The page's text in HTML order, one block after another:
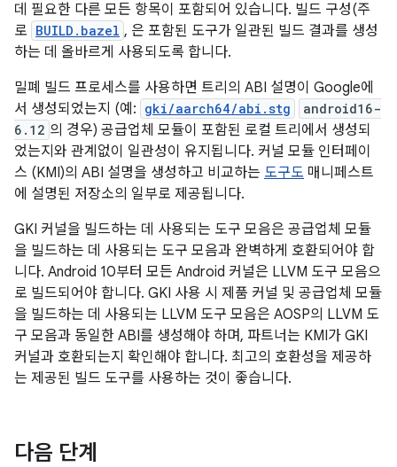
데 필요한 다른 모든 항목이 포함되어 있습니다. 빌드 구성(주
로 BUILD.bazel , 은 포함된 도구가 일관된 빌드 결과를 생성
하는 데 올바르게 사용되도록 합니다.
밀폐 빌드 프로세스를 사용하면 트리의 ABI 설명이 Google에
서 생성되었는지 (예: gki/aarch64/abi.stg
android16-
6.12 의 경우) 공급업체 모듈이 포함된 로컬 트리에서 생성되
었는지와 관계없이 일관성이 유지됩니다. 커널 모듈 인터페이
스 (KMI)의 ABI 설명을 생성하고 비교하는 도구도 매니페스트
에 설명된 저장소의 일부로 제공됩니다.
GKI 커널을 빌드하는 데 사용되는 도구 모음은 공급업체 모듈
을 빌드하는 데 사용되는 도구 모음과 완벽하게 호환되어야 합
니다. Android 10부터 모든 Android 커널은 LLVM 도구 모음으
로 빌드되어야 합니다. GKI 사용 시 제품 커널 및 공급업체 모듈
을 빌드하는 데 사용되는 LLVM 도구 모음은 AOSP의 LLVM 도
구 모음과 동일한 ABI를 생성해야 하며, 파트너는 KMI가 GKI
커널과 호환되는지 확인해야 합니다. 최고의 호환성을 제공하
는 제공된 빌드 도구를 사용하는 것이 좋습니다.
다음 단계